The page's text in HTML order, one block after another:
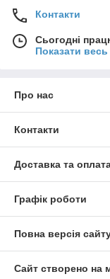
Контакти
Сьогодні
Показати
Про нас
Контакти
Доставка та
Графік роботи
Повна версія
Сайт створено на